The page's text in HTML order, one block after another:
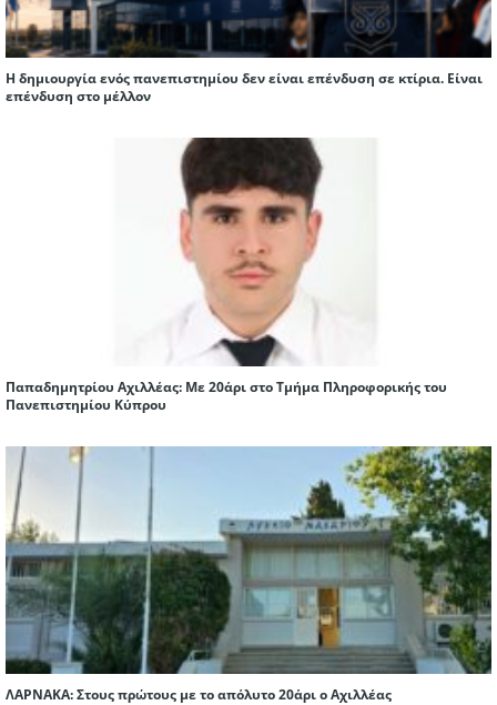
Η δημιουργία ενός πανεπιστημίου δεν είναι επένδυση σε κτίρια. Είναι
επένδυση στο μέλλον
Παπαδημητρίου Αχιλλέας: Με 20άρι στο Τμήμα Πληροφορικής του
Πανεπιστημίου Κύπρου
ΛΑΡΝΑΚΑ: Στους πρώτους με το απόλυτο 20άρι ο Αχιλλέας